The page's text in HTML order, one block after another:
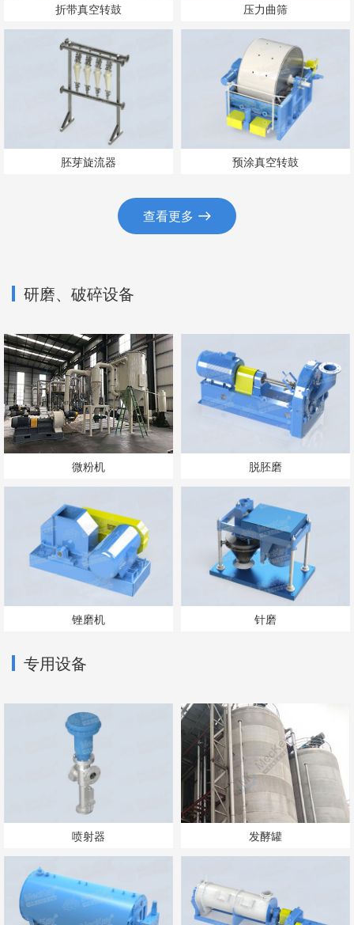
折带真空转鼓 压力曲筛
胚芽旋流器 预涂真空转鼓
查看更多
研磨、破碎设备
微粉机 脱胚磨
锉磨机 针磨
专用设备
喷射器 发酵罐